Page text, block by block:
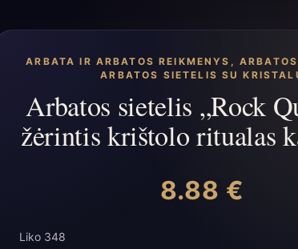
ARBATA IR ARBATOS REIKMENYS ,
ARBATOS SIETELIS SU
Arbatos sietelis „Rock
žėrintis krištolo ritualas
8.88 €
Liko 348